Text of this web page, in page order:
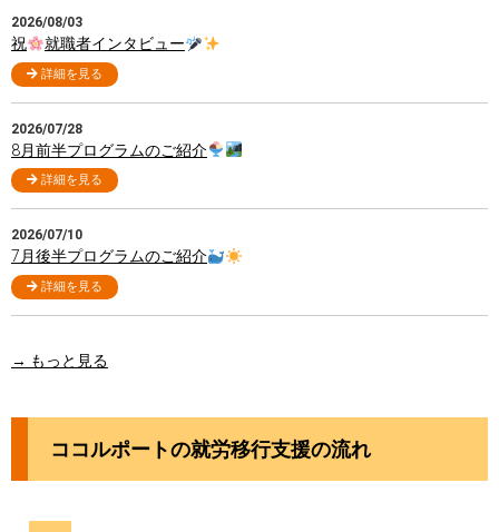
2026/08/03
祝 就職者インタビュー
詳細を見る
2026/07/28
8月前半プログラムのご紹介
詳細を見る
2026/07/10
7月後半プログラムのご紹介
詳細を見る
→ もっと見る
ココルポートの就労移行支援の流れ